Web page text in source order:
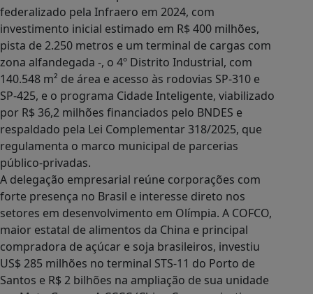
federalizado pela Infraero em 2024, com
investimento inicial estimado em R$ 400 milhões,
pista de 2.250 metros e um terminal de cargas com
zona alfandegada -, o 4º Distrito Industrial, com
140.548 m² de área e acesso às rodovias SP-310 e
SP-425, e o programa Cidade Inteligente, viabilizado
por R$ 36,2 milhões financiados pelo BNDES e
respaldado pela Lei Complementar 318/2025, que
regulamenta o marco municipal de parcerias
público-privadas.
A delegação empresarial reúne corporações com
forte presença no Brasil e interesse direto nos
setores em desenvolvimento em Olímpia. A COFCO,
maior estatal de alimentos da China e principal
compradora de açúcar e soja brasileiros, investiu
US$ 285 milhões no terminal STS-11 do Porto de
Santos e R$ 2 bilhões na ampliação de sua unidade